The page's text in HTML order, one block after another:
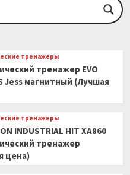
EVO FITNESS Orion
тренажеры
тренажер EVO
Jess магнитный (Лучшая
тренажеры
INDUSTRIAL HIT XA860
тренажер
цена)